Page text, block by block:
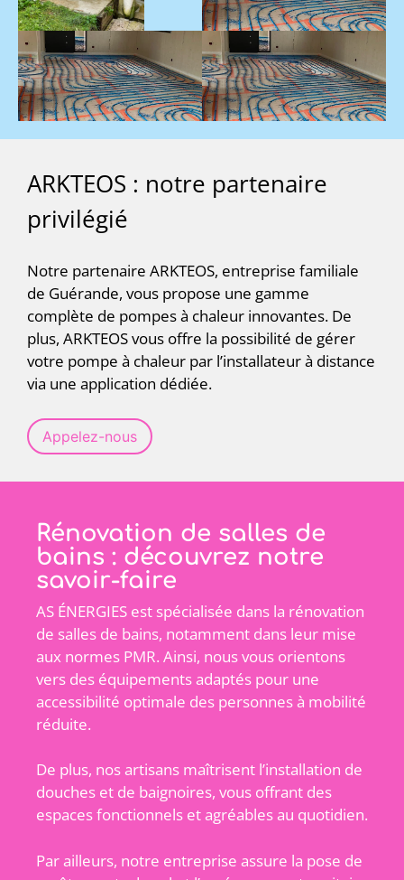
ARKTEOS : notre partenaire
privilégié
Notre partenaire ARKTEOS, entreprise familiale
de Guérande, vous propose une gamme
complète de pompes à chaleur innovantes. De
plus, ARKTEOS vous offre la possibilité de gérer
votre pompe à chaleur par l’installateur à distance
via une application dédiée.
Appelez-nous
Rénovation de salles de
bains : découvrez notre
savoir-faire
AS ÉNERGIES est spécialisée dans la rénovation
de salles de bains, notamment dans leur mise
aux normes PMR. Ainsi, nous vous orientons
vers des équipements adaptés pour une
accessibilité optimale des personnes à mobilité
réduite.
De plus, nos artisans maîtrisent l’installation de
douches et de baignoires, vous offrant des
espaces fonctionnels et agréables au quotidien.
Par ailleurs, notre entreprise assure la pose de